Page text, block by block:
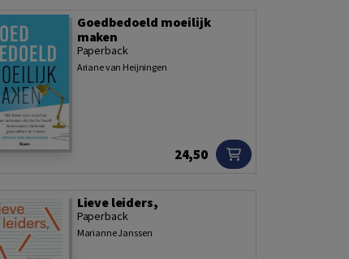
Goedbedoeld moeilijk
maken
Ariane van Heijningen
Paperback
24,50
Lieve leiders,
Marianne Janssen
Paperback